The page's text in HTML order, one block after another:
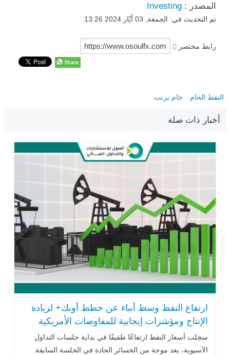
المصدر : Investing
تم التحديث في: الجمعة, 03 أيّار 2024 13:26
رابط مختصر
النفط الخام خام برنت
أخبار ذات صلة
ارتفاع النفط وسط أنباء عن خطط أوبك+ لزيادة
الإنتاج ومؤشرات إيجابية للمفاوضات الأمريكية
الصينية
سجلت أسعار النفط ارتفاعًا طفيفًا في بداية جلسات التداول
الآسيوية، بعد موجة من الخسائر الحادة في الجلسة السابقة.